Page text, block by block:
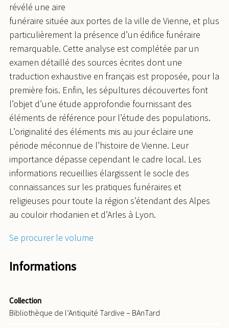
révélé une aire
funéraire située aux portes de la ville de Vienne, et plus
particulièrement la présence d’un édifice funéraire
remarquable. Cette analyse est complétée par un
examen détaillé des sources écrites dont une
traduction exhaustive en français est proposée, pour la
première fois. Enfin, les sépultures découvertes font
l’objet d’une étude approfondie fournissant des
éléments de référence pour l’étude des populations.
L’originalité des éléments mis au jour éclaire une
période méconnue de l’histoire de Vienne. Leur
importance dépasse cependant le cadre local. Les
informations recueillies élargissent le socle des
connaissances sur les pratiques funéraires et
religieuses pour toute la région s’étendant des Alpes
au couloir rhodanien et d’Arles à Lyon.
Se procurer le volume
Informations
Collection
Bibliothèque de l’Antiquité Tardive – BAnTard